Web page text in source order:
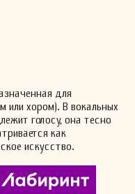
для
или хором). В вокальных
голосу, она тесно
как
искусство.